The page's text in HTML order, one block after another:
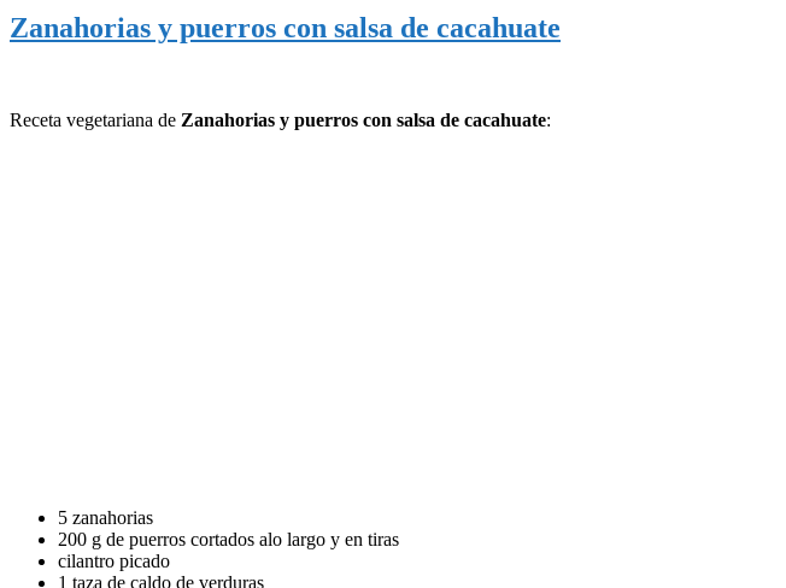
Zanahorias y puerros con salsa de cacahuate
Receta vegetariana de Zanahorias y puerros con salsa de cacahuate:
5 zanahorias
200 g de puerros cortados alo largo y en tiras
cilantro picado
1 taza de caldo de verduras